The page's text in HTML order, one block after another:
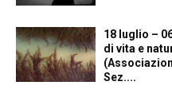
18 luglio –
di vita e
Sez....